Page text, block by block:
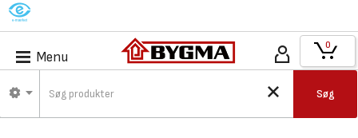
M
Menu
Søg
0